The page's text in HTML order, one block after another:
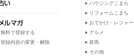
無料で登録する
登録内容の変更・解除
ハウジングこまち
リフォームこまち
おでかけ・レジャー
グルメ
群馬
その他